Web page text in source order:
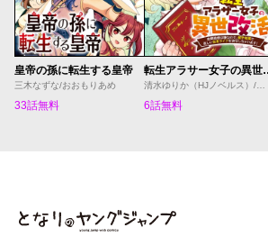
皇帝の孫に転生する皇帝
三木なずな/おおもりあめ
33話無料
転生アラサー女子の異世改活 政
6話無料
となりのヤングジャ